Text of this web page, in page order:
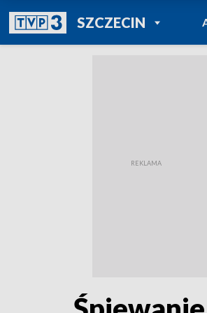
SZCZECINPOWRÓT DO
TVP REGIONY